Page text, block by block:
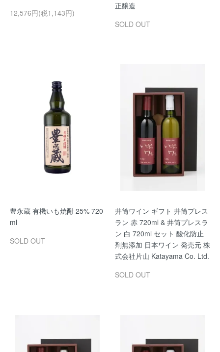
12,576円(税1,143円)
正醸造
SOLD OUT
豊永蔵 有機いも焼酎 25% 720
ml
SOLD OUT
井筒ワイン ギフト 井筒プレス
ラン 赤 720ml & 井筒プレスラ
ン 白 720ml セット 酸化防止
剤無添加 日本ワイン 発売元 株
式会社片山 Katayama Co. Ltd.
SOLD OUT